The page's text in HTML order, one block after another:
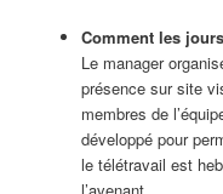
Comment les
Le manager
présence sur site
membres de
développé pour
le télétravail est